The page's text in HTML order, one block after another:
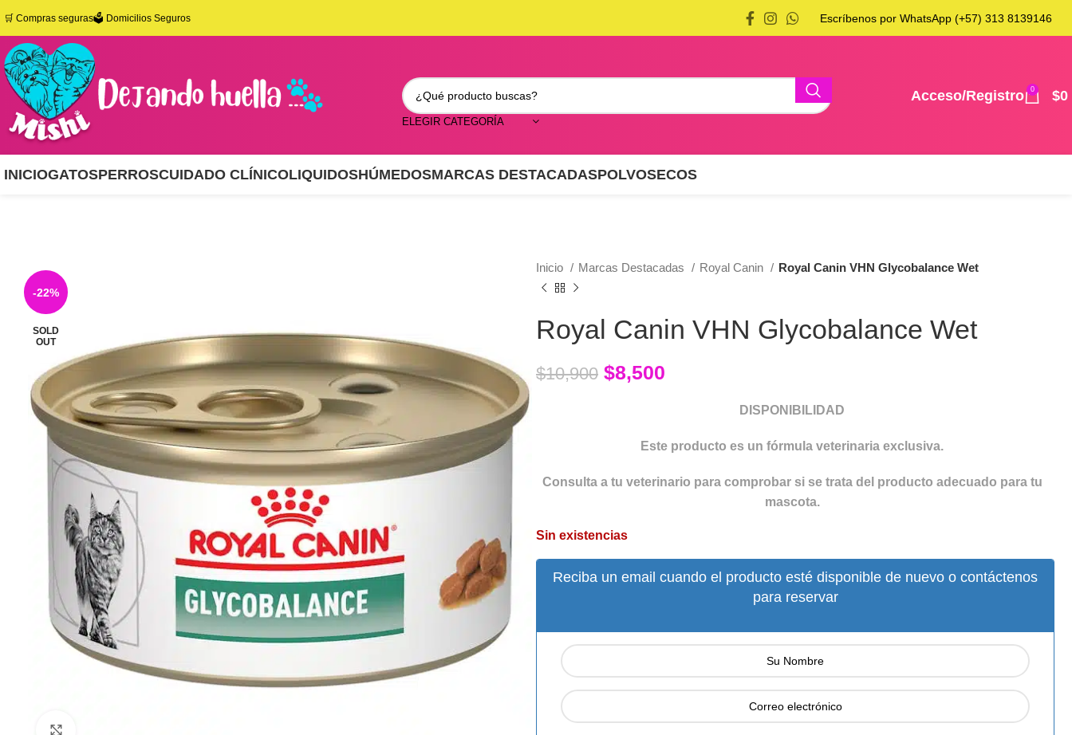
🛒 Compras seguras🗳️ Domicilios Seguros Escríbenos por WhatsApp (+57) 313 8139146
ELEGIR CATEGORÍA
Acceso/Registro 0 $0
INICIOGATOSPERROSCUIDADO CLÍNICOLIQUIDOSHÚMEDOSMARCAS DESTACADASPOLVOSECOS
-22%
SOLD
OUT
Inicio Marcas Destacadas Royal Canin Royal Canin VHN Glycobalance Wet
Royal Canin VHN Glycobalance Wet
$10,900 $8,500
DISPONIBILIDAD
Este producto es un fórmula veterinaria exclusiva.
Consulta a tu veterinario para comprobar si se trata del producto adecuado para tu
mascota.
Sin existencias
Reciba un email cuando el producto esté disponible de nuevo o contáctenos
para reservar